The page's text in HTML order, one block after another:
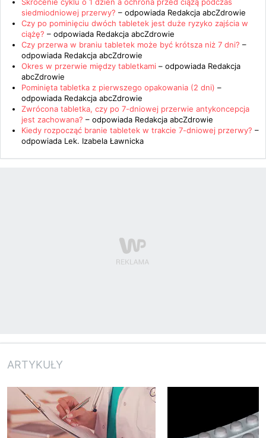
siedmiodniowej przerwy? – odpowiada Redakcja abcZdrowie
Czy po pominięciu dwóch tabletek jest duże ryzyko zajścia w
ciążę? – odpowiada Redakcja abcZdrowie
Czy przerwa w braniu tabletek może być krótsza niż 7 dni? –
odpowiada Redakcja abcZdrowie
Okres w przerwie między tabletkami – odpowiada Redakcja
abcZdrowie
Pominięta tabletka z pierwszego opakowania (2 dni) –
odpowiada Redakcja abcZdrowie
Zwrócona tabletka, czy po 7-dniowej przerwie antykoncepcja
jest zachowana? – odpowiada Redakcja abcZdrowie
Kiedy rozpocząć branie tabletek w trakcie 7-dniowej przerwy? –
odpowiada Lek. Izabela Ławnicka
ARTYKUŁY